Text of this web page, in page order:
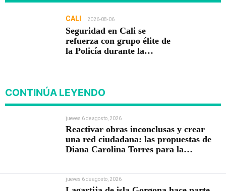
CALI 2026-08-06
Seguridad en Cali se
refuerza con grupo élite de
la Policía durante la
CONTINÚA LEYENDO
jueves 6 de agosto, 2026
Reactivar obras inconclusas y crear
una red ciudadana: las propuestas de
Diana Carolina Torres para la
jueves 6 de agosto, 2026